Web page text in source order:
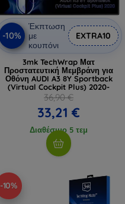
-10%
Έκπτωση
με
κουπόνι
EXTRA10
3mk TechWrap Ματ
Προστατευτική Μεμβράνη για
Οθόνη AUDI A3 8Y Sportback
(Virtual Cockpit Plus) 2020-
36,90 €
33,21 €
Διαθέσιμο 5 τεμ
-10%